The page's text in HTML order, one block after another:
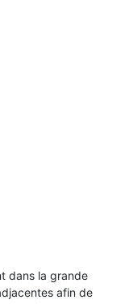
dans la grande
afin de